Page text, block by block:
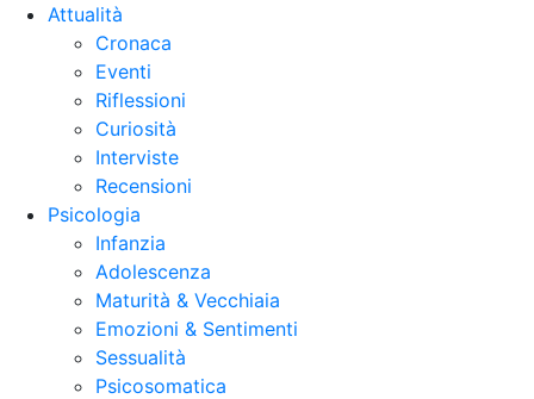
Attualità
Cronaca
Eventi
Riflessioni
Curiosità
Interviste
Recensioni
Psicologia
Infanzia
Adolescenza
Maturità & Vecchiaia
Emozioni & Sentimenti
Sessualità
Psicosomatica